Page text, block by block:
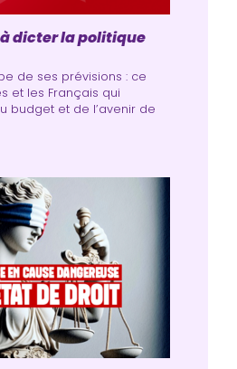
à dicter la politique
de ses prévisions : ce
et les Français qui
budget et de l’avenir de